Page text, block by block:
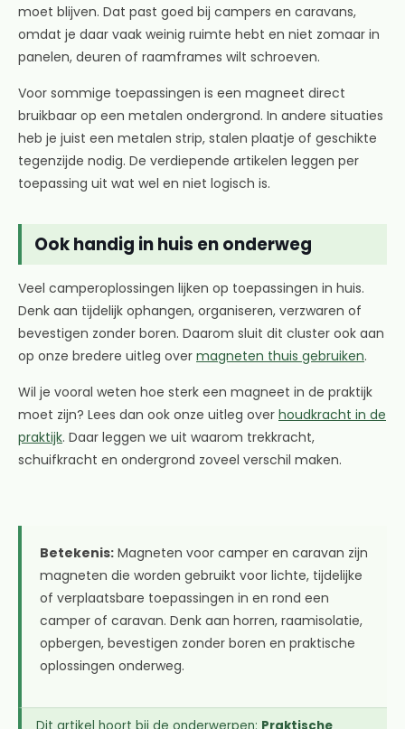
moet blijven. Dat past goed bij campers en caravans,
omdat je daar vaak weinig ruimte hebt en niet zomaar in
panelen, deuren of raamframes wilt schroeven.
Voor sommige toepassingen is een magneet direct
bruikbaar op een metalen ondergrond. In andere situaties
heb je juist een metalen strip, stalen plaatje of geschikte
tegenzijde nodig. De verdiepende artikelen leggen per
toepassing uit wat wel en niet logisch is.
Ook handig in huis en onderweg
Veel camperoplossingen lijken op toepassingen in huis.
Denk aan tijdelijk ophangen, organiseren, verzwaren of
bevestigen zonder boren. Daarom sluit dit cluster ook aan
op onze bredere uitleg over magneten thuis gebruiken.
Wil je vooral weten hoe sterk een magneet in de praktijk
moet zijn? Lees dan ook onze uitleg over houdkracht in de
praktijk. Daar leggen we uit waarom trekkracht,
schuifkracht en ondergrond zoveel verschil maken.
Betekenis: Magneten voor camper en caravan zijn
magneten die worden gebruikt voor lichte, tijdelijke
of verplaatsbare toepassingen in en rond een
camper of caravan. Denk aan horren, raamisolatie,
opbergen, bevestigen zonder boren en praktische
oplossingen onderweg.